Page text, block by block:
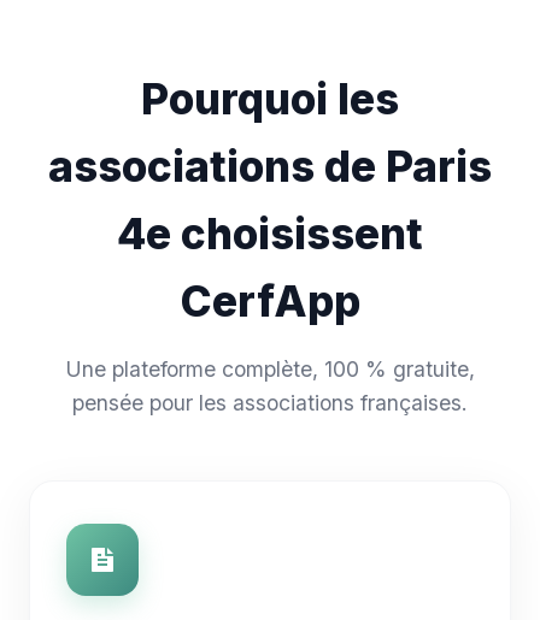
Pourquoi les
associations de Paris
4e choisissent
CerfApp
Une plateforme complète, 100 % gratuite,
pensée pour les associations françaises.